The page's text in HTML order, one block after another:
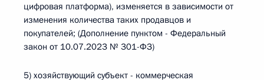
цифровая платформа), изменяется в зависимости от
изменения количества таких продавцов и
покупателей; (Дополнение пунктом - Федеральный
закон от 10.07.2023 № 301-ФЗ)
5) хозяйствующий субъект - коммерческая